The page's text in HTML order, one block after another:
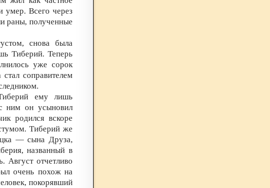
умер. Всего через
раны, полученные
снова была
Тиберий. Теперь
уже сорок
соправителем
ему лишь
ним он усыновил
родился вскоре
Тиберий же
— сына Друза,
названный в
Август отчетливо
очень похож на
покорявший